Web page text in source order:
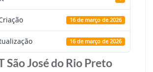
16 de março de 2026
16 de março de 2026
São José do Rio Preto